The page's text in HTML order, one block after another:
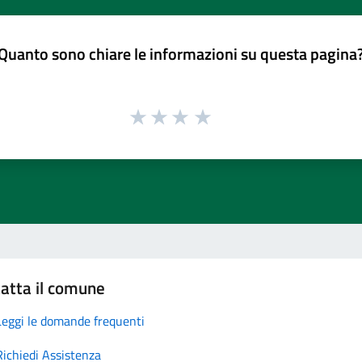
sono chiare le informazioni su questa
il comune
le domande frequenti
Assistenza